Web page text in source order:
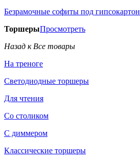
Безрамочные софиты под гипсокартон
ТоршерыПросмотреть
Назад к Все товары
На треноге
Светодиодные торшеры
Для чтения
Со столиком
С диммером
Классические торшеры